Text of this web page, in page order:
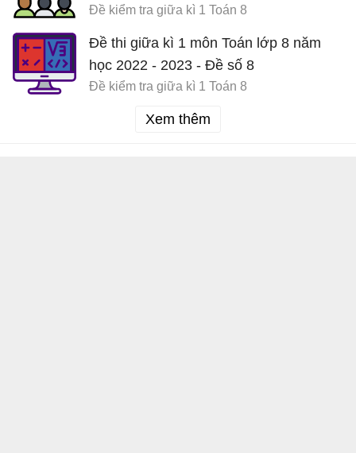
Đề kiểm tra giữa kì 1 Toán 8
Đề thi giữa kì 1 môn Toán lớp 8 năm
học 2022 - 2023 - Đề số 8
Đề kiểm tra giữa kì 1 Toán 8
Xem thêm